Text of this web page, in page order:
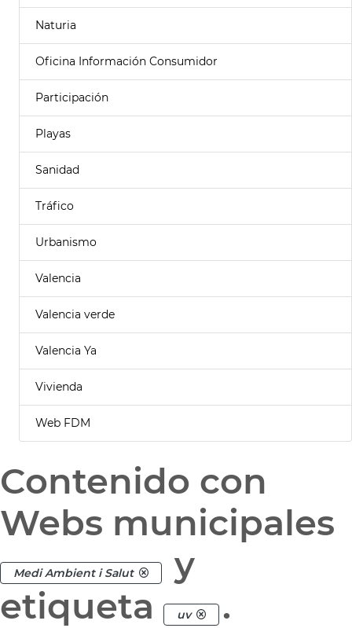
Naturia
Oficina Información Consumidor
Participación
Playas
Sanidad
Tráfico
Urbanismo
Valencia
Valencia verde
Valencia Ya
Vivienda
Web FDM
Contenido con
Webs municipales
Medi Ambient i Salut
y
etiqueta
uv .